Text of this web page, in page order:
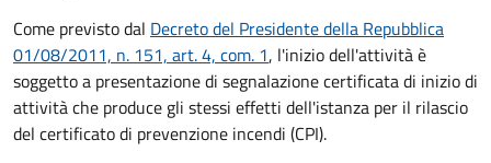
Come previsto dal Decreto del Presidente della Repubblica
01/08/2011, n. 151, art. 4, com. 1, l'inizio dell'attività è
soggetto a presentazione di segnalazione certificata di inizio di
attività che produce gli stessi effetti dell'istanza per il rilascio
del certificato di prevenzione incendi (CPI).